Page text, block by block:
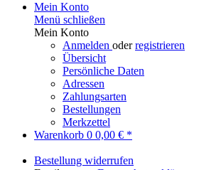
Mein Konto
Menü schließen
Mein Konto
Anmelden oderregistrieren
Übersicht
Persönliche Daten
Adressen
Zahlungsarten
Bestellungen
Merkzettel
Warenkorb 0 0,00 € *
Bestellung widerrufen